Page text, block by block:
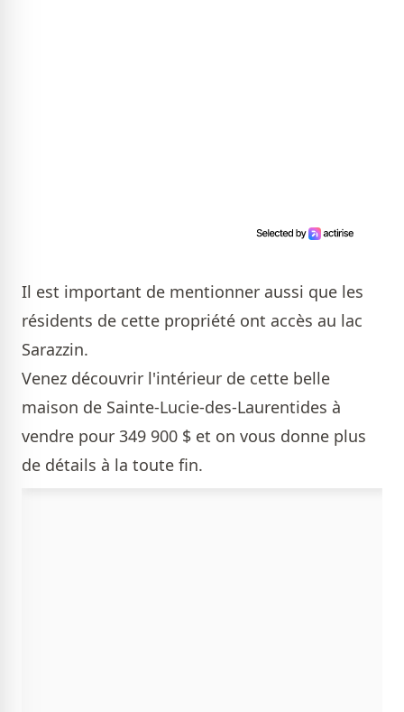
Il est important de mentionner aussi que les
résidents de cette propriété ont accès au lac
Sarazzin.
Venez découvrir l'intérieur de cette belle
maison de Sainte-Lucie-des-Laurentides à
vendre pour 349 900 $ et on vous donne plus
de détails à la toute fin.